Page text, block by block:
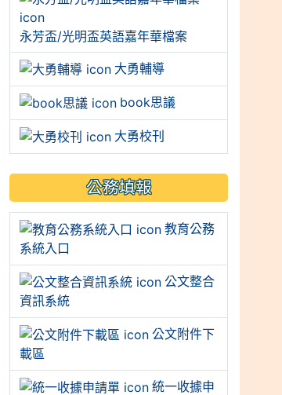
永芳盃/光明盃英語嘉年華檔案
大勇輔導
book思議
大勇校刊
公務填報
教育公務
系統入口
公文整合
資訊系統
公文附件下
載區
統一收據申